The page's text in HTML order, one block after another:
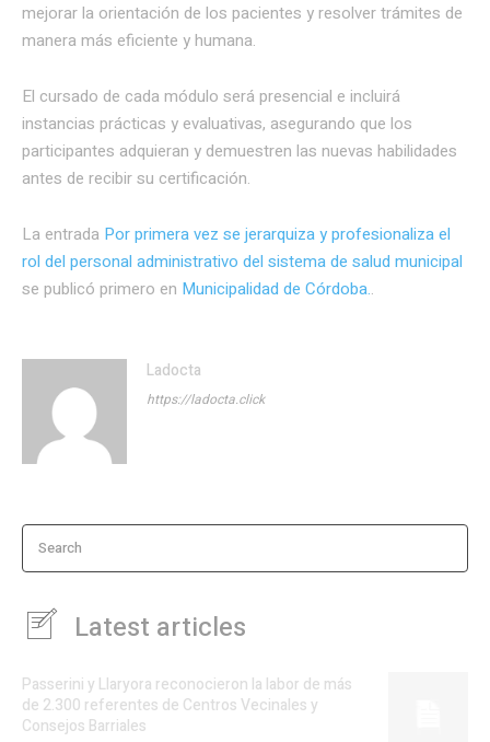
mejorar la orientación de los pacientes y resolver trámites de
manera más eficiente y humana.
El cursado de cada módulo será presencial e incluirá
instancias prácticas y evaluativas, asegurando que los
participantes adquieran y demuestren las nuevas habilidades
antes de recibir su certificación.
La entrada Por primera vez se jerarquiza y profesionaliza el
rol del personal administrativo del sistema de salud municipal
se publicó primero en Municipalidad de Córdoba..
Ladocta
https://ladocta.click
Search
Latest articles
Passerini y Llaryora reconocieron la labor de más
de 2.300 referentes de Centros Vecinales y
Consejos Barriales